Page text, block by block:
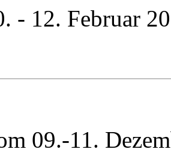
12. Februar
09.-11.